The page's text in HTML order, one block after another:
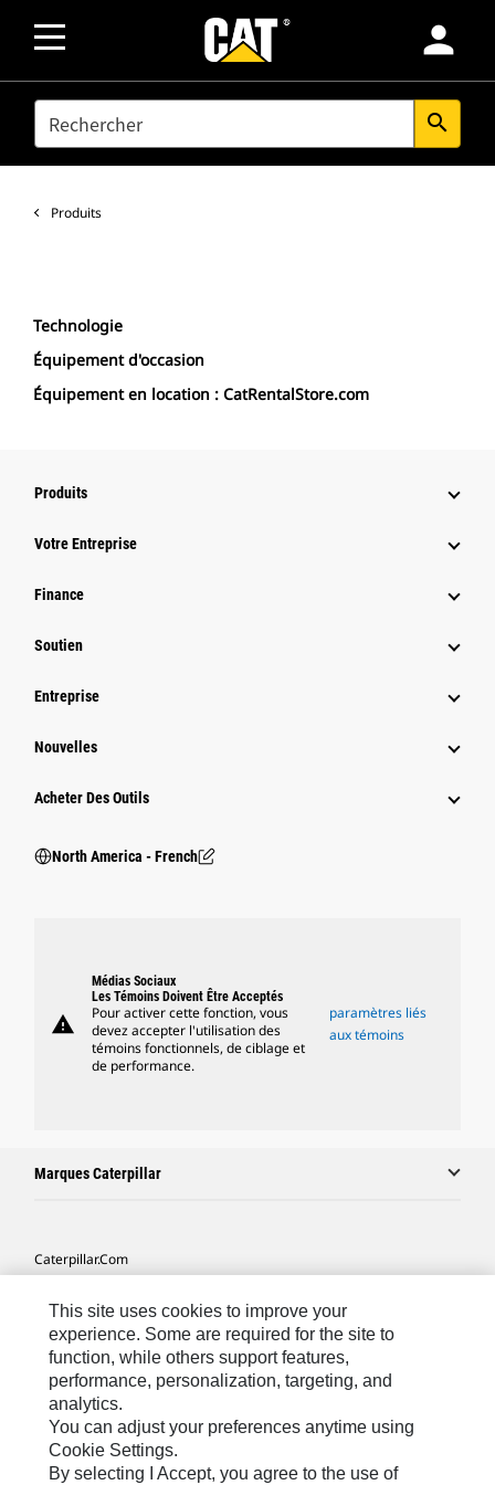
person
SEARCH search
Produits
Technologie
Équipement d'occasion
Équipement en location : CatRentalStore.com
Produits
Votre Entreprise
Finance
Soutien
Entreprise
Nouvelles
Acheter Des Outils
North America - French
warning
Médias Sociaux
Les Témoins Doivent Être Acceptés
Pour activer cette fonction, vous
devez accepter l'utilisation des
témoins fonctionnels, de ciblage et
de performance.
paramètres liés
aux témoins
Marques Caterpillar
Caterpillar.com
Mes Préférences Marketing
Plan Du Site
Cookie Settings
Légales
Confidentialité
This site uses cookies to improve your
experience. Some are required for the site to
function, while others support features,
performance, personalization, targeting, and
analytics.
You can adjust your preferences anytime using
Cookie Settings.
By selecting I Accept, you agree to the use of